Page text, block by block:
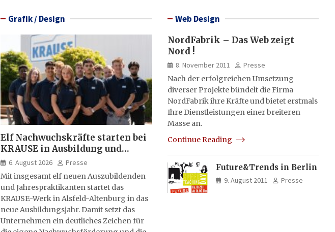
Grafik / Design
Elf Nachwuchskräfte starten bei
KRAUSE in Ausbildung und
Jahrespraktikum
6. August 2026
Presse
Mit insgesamt elf neuen Auszubildenden
und Jahrespraktikanten startet das
KRAUSE-Werk in Alsfeld-Altenburg in das
neue Ausbildungsjahr. Damit setzt das
Unternehmen ein deutliches Zeichen für
Web Design
NordFabrik – Das Web zeigt
Nord !
8. November 2011
Presse
Nach der erfolgreichen Umsetzung
diverser Projekte bündelt die Firma
NordFabrik ihre Kräfte und bietet erstmals
Ihre Dienstleistungen einer breiteren
Masse an.
Continue Reading
Future&Trends in Berlin
9. August 2011 Presse